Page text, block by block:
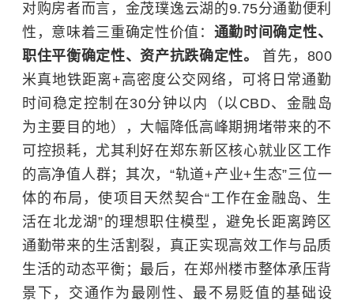
对购房者而言，金茂璞逸云湖的9.75分通勤便利
性，意味着三重确定性价值： 通勤时间确定性、
职住平衡确定性、资产抗跌确定性。
首先，800
米真地铁距离+高密度公交网络，可将日常通勤
时间稳定控制在30分钟以内（以CBD、金融岛
为主要目的地），大幅降低高峰期拥堵带来的不
可控损耗，尤其利好在郑东新区核心就业区工作
的高净值人群；其次，“轨道+产业+生态”三位一
体的布局，使项目天然契合“工作在金融岛、生
活在北龙湖”的理想职住模型，避免长距离跨区
通勤带来的生活割裂，真正实现高效工作与品质
生活的动态平衡；最后，在郑州楼市整体承压背
景下，交通作为最刚性、最不易贬值的基础设